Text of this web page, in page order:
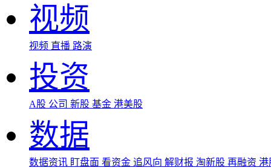
视频
视频 直播 路演
投资
A股 公司 新股 基金 港美股
数据
数据资讯 盯盘面 看资金 追风向 解财报 淘新股 再融资